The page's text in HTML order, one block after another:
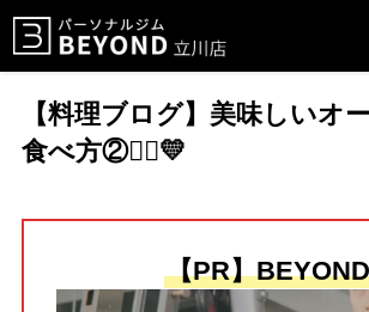
【料理ブログ】美味しいオ
食べ方②💁‍♀️💛
【PR】BEYOND